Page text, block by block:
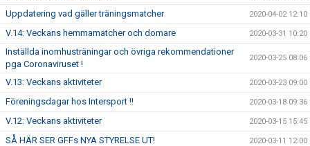
Uppdatering vad gäller träningsmatcher 2020-04-02 12:10
V.14: Veckans hemmamatcher och domare 2020-03-31 10:20
Inställda inomhusträningar och övriga rekommendationer
pga Coronaviruset !
2020-03-25 08:06
V.13: Veckans aktiviteter 2020-03-23 09:00
Föreningsdagar hos Intersport !! 2020-03-18 09:36
V.12: Veckans aktiviteter 2020-03-15 15:45
SÅ HÄR SER GFFs NYA STYRELSE UT! 2020-03-11 12:00